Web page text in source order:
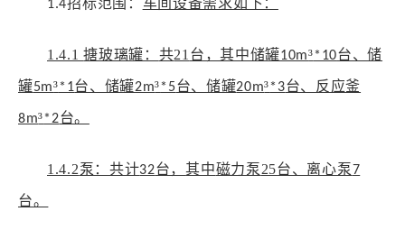
1.4
1.4.1搪玻璃罐： 共21 台，其中储罐10m³*10台、储
罐5m³*1台、储罐2m³*5台、储罐20m³*3台、反应釜
8m³*2台。
1.4.2泵：共计32台，其中磁力泵 25台、离心泵 7
台。